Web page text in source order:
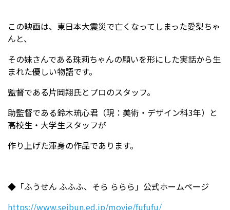
この映画は、東日本大震災で亡くなってしまった愛梨ちゃ
んと、
その妹さんである珠莉ちゃんの願いを形にした実話から生
まれた優しい物語です。
監督である片岡翔氏とプロのスタッフ。
助監督である鈴木琉心君（現：美術・デザイン科3年）と
高校生・大学生スタッフが
作り上げた渾身の作品であります。
◆「ふうせん ふふふ、そら ららら」公式ホームページ
https://www.seibun.ed.jp/movie/fufufu/